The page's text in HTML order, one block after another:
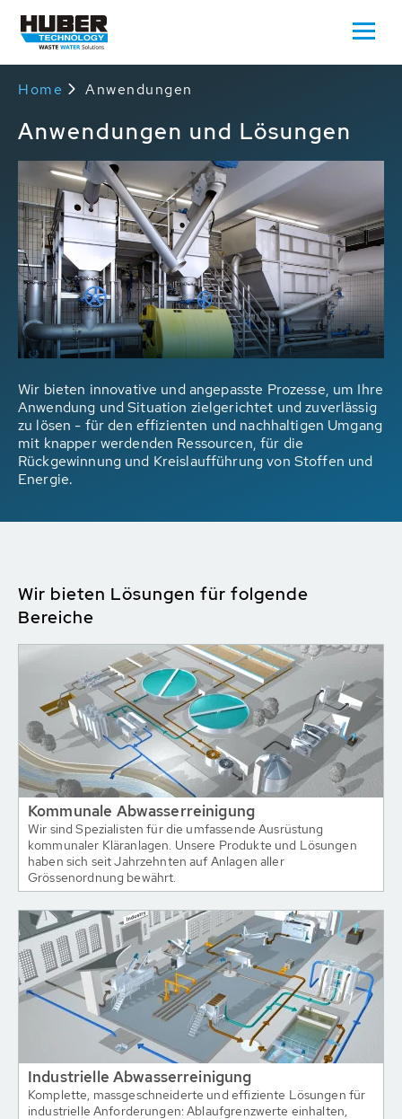
Home Anwendungen
Anwendungen und Lösungen
Wir bieten innovative und angepasste Prozesse, um Ihre
Anwendung und Situation zielgerichtet und zuverlässig
zu lösen - für den effizienten und nachhaltigen Umgang
mit knapper werdenden Ressourcen, für die
Rückgewinnung und Kreislaufführung von Stoffen und
Energie.
Wir bieten Lösungen für folgende
Bereiche
Kommunale Abwasserreinigung
Wir sind Spezialisten für die umfassende Ausrüstung
kommunaler Kläranlagen. Unsere Produkte und Lösungen
haben sich seit Jahrzehnten auf Anlagen aller
Grössenordnung bewährt.
Industrielle Abwasserreinigung
Komplette, massgeschneiderte und effiziente Lösungen für
industrielle Anforderungen: Ablaufgrenzwerte einhalten,